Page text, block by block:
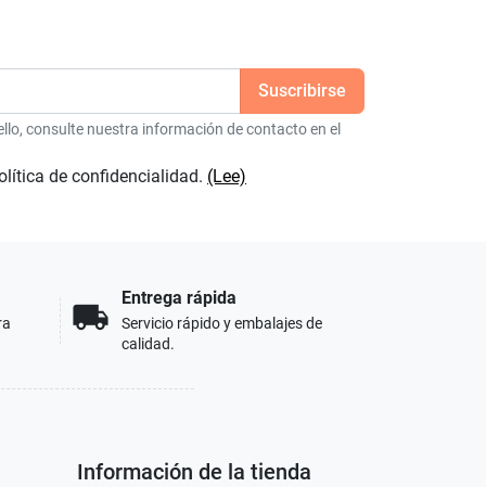
consulte nuestra información de contacto en el
de confidencialidad. (Lee)
local_shipping
Entrega rápida
Servicio rápido y embalajes de
calidad.
Información de la tienda